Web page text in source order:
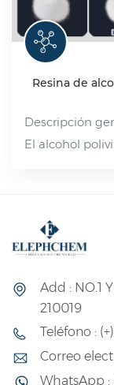
Descripción
El alcohol
en forma de
blancas,
disuelve en
80-90 °C. Es
Add : NO.1
210019
Teléfono :
Correo
WhatsApp :